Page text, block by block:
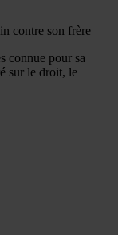
contre son frère
connue pour sa
sur le droit, le